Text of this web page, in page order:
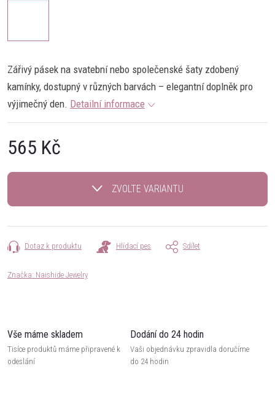
Zářivý pásek na svatební nebo společenské šaty zdobený
kamínky, dostupný v různých barvách – elegantní doplněk pro
výjimečný den. Detailní informace
565 Kč
cena:
ZVOLTE VARIANTU
Dotaz k produktu Hlídací pes Sdílet
Značka: Naishide Jewelry
Vše máme skladem
Tisíce produktů máme připravené k
odeslání
Dodání do 24 hodin
Vaši objednávku zpravidla doručíme
do 24 hodin